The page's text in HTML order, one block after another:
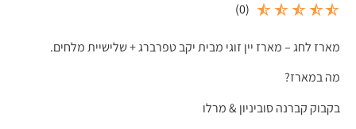
(
0
)
מארז לחג – מארז יין זוגי מבית יקב טפרברג + שלישיית מלחים.
מה במארז?
בקבוק קברנה סוביניון & מרלו